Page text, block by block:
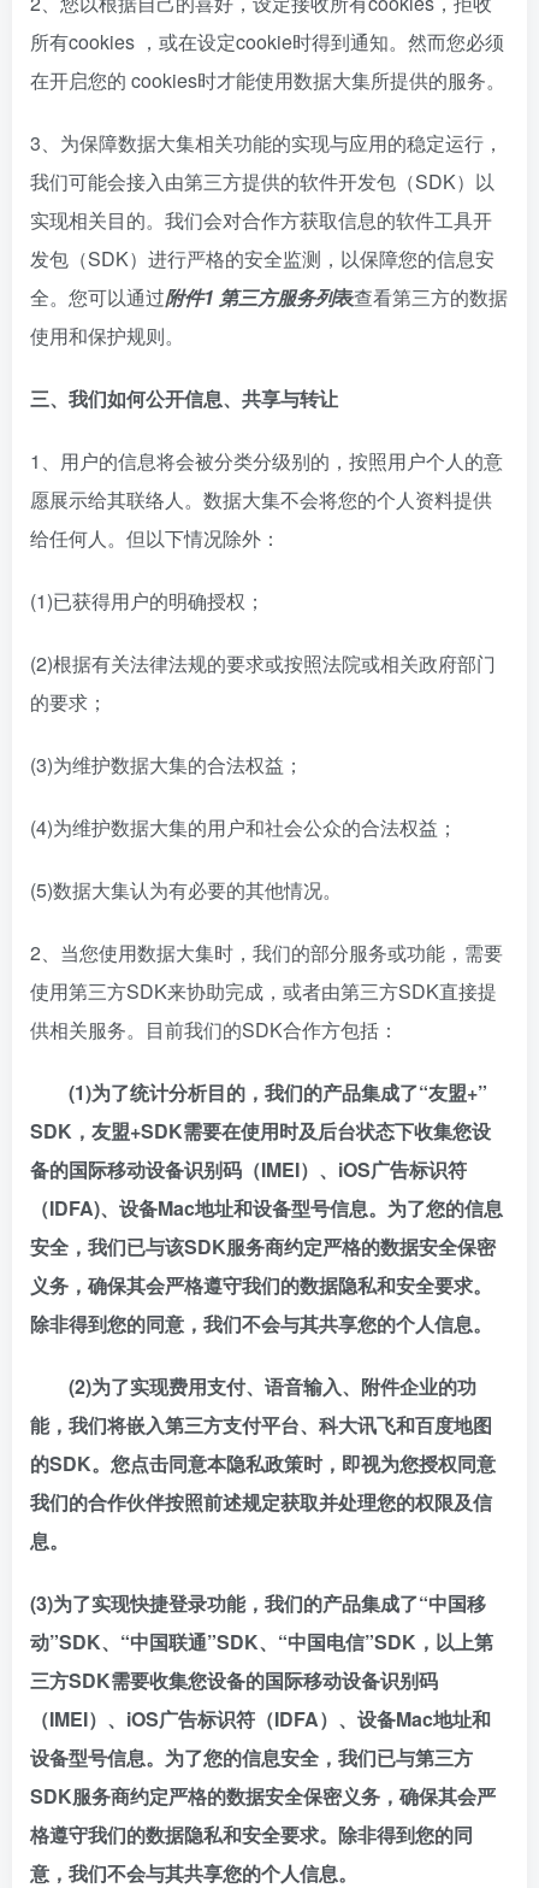
所有cookies ，或在设定cookie时得到通知。然而您必须
在开启您的 cookies时才能使用数据大集所提供的服务。
3、为保障数据大集相关功能的实现与应用的稳定运行，
我们可能会接入由第三方提供的软件开发包（SDK）以
实现相关目的。我们会对合作方获取信息的软件工具开
发包（SDK）进行严格的安全监测，以保障您的信息安
全。您可以通过附件1 第三方服务列表查看第三方的数据
使用和保护规则。
三、我们如何公开信息、共享与转让
1、用户的信息将会被分类分级别的，按照用户个人的意
愿展示给其联络人。数据大集不会将您的个人资料提供
给任何人。但以下情况除外：
(1)已获得用户的明确授权；
(2)根据有关法律法规的要求或按照法院或相关政府部门
的要求；
(3)为维护数据大集的合法权益；
(4)为维护数据大集的用户和社会公众的合法权益；
(5)数据大集认为有必要的其他情况。
2、当您使用数据大集时，我们的部分服务或功能，需要
使用第三方SDK来协助完成，或者由第三方SDK直接提
供相关服务。目前我们的SDK合作方包括：
(1)为了统计分析目的，我们的产品集成了“友盟+”
SDK，友盟+SDK需要在使用时及后台状态下收集您设
备的国际移动设备识别码（IMEI）、iOS广告标识符
（IDFA)、设备Mac地址和设备型号信息。为了您的信息
安全，我们已与该SDK服务商约定严格的数据安全保密
义务，确保其会严格遵守我们的数据隐私和安全要求。
除非得到您的同意，我们不会与其共享您的个人信息。
(2)为了实现费用支付、语音输入、附件企业的功
能，我们将嵌入第三方支付平台、科大讯飞和百度地图
的SDK。您点击同意本隐私政策时，即视为您授权同意
我们的合作伙伴按照前述规定获取并处理您的权限及信
息。
(3)为了实现快捷登录功能，我们的产品集成了“中国移
动”SDK、“中国联通”SDK、“中国电信”SDK，以上第
三方SDK需要收集您设备的国际移动设备识别码
（IMEI）、iOS广告标识符（IDFA）、设备Mac地址和
设备型号信息。为了您的信息安全，我们已与第三方
SDK服务商约定严格的数据安全保密义务，确保其会严
格遵守我们的数据隐私和安全要求。除非得到您的同
意，我们不会与其共享您的个人信息。